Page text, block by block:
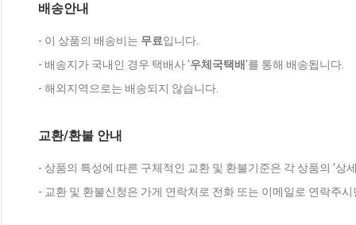
배송안내
- 이 상품의 배송비는 무료입니다.
- 배송지가 국내인 경우 택배사 '우체국택배'를 통해 배송됩니다.
- 해외지역으로는 배송되지 않습니다.
교환/환불 안내
- 상품의 특성에 따른 구체적인 교환 및 환불기준은 각 상품의 '상
- 교환 및 환불신청은 가게 연락처로 전화 또는 이메일로 연락주